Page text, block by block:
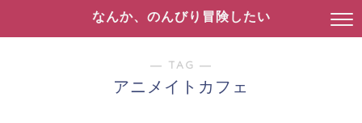
なんか、のんびり冒険したい
― TAG ―
アニメイトカフェ